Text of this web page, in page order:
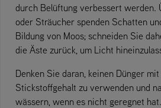
durch Belüftung verbessert werden.
oder Sträucher spenden Schatten
Bildung von Moos; schneiden Sie
die Äste zurück, um Licht
Denken Sie daran, keinen Dünger
Stickstoffgehalt zu verwenden und
wässern, wenn es nicht geregnet